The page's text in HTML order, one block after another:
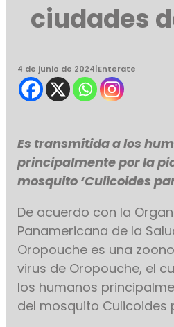
ciudades
4 de junio de 2024|Enterate
Es transmitida a los
principalmente por la
mosquito ‘Culicoides
De acuerdo con la
Panamericana de la
Oropouche es una
virus de Oropouche, el
los humanos
del mosquito Culicoides